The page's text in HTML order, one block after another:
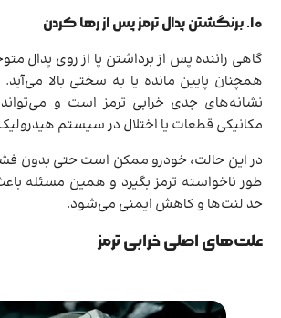
۱۰. برنگشتن پدال ترمز پس از رها کردن
گاهی راننده پس از برداشتن پا از روی پدال
همچنان پایین مانده یا به سختی بالا
نشانه‌های جدی خرابی ترمز است و
مکانیکی قطعات یا اختلال در سیستم
در این حالت، خودرو ممکن است حتی بدون
طور ناخواسته ترمز بگیرد و همین مسئله
حد لنت‌ها و کاهش ایمنی می‌شود.
علت‌های اصلی خرابی ترمز